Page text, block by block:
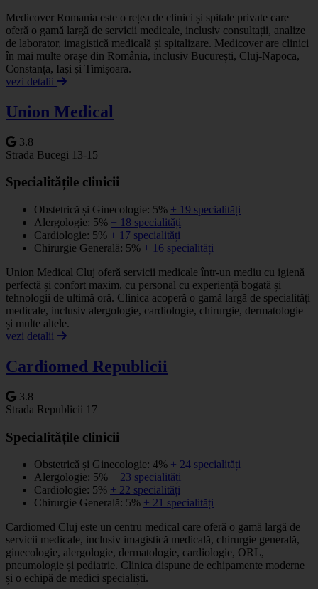
Medicover Romania este o rețea de clinici și spitale private care
oferă o gamă largă de servicii medicale, inclusiv consultații, analize
de laborator, imagistică medicală și spitalizare. Medicover are clinici
în mai multe orașe din România, inclusiv București, Cluj-Napoca,
Constanța, Iași și Timișoara.
vezi detalii
Union Medical
3.8
Strada Bucegi 13-15
Specialitățile clinicii
Obstetrică și Ginecologie: 5% + 19 specialități
Alergologie: 5% + 18 specialități
Cardiologie: 5% + 17 specialități
Chirurgie Generală: 5% + 16 specialități
Union Medical Cluj oferă servicii medicale într-un mediu cu igienă
perfectă și confort maxim, cu personal cu experiență bogată și
tehnologii de ultimă oră. Clinica acoperă o gamă largă de specialități
medicale, inclusiv alergologie, cardiologie, chirurgie, dermatologie
și multe altele.
vezi detalii
Cardiomed Republicii
3.8
Strada Republicii 17
Specialitățile clinicii
Obstetrică și Ginecologie: 4% + 24 specialități
Alergologie: 5% + 23 specialități
Cardiologie: 5% + 22 specialități
Chirurgie Generală: 5% + 21 specialități
Cardiomed Cluj este un centru medical care oferă o gamă largă de
servicii medicale, inclusiv imagistică medicală, chirurgie generală,
ginecologie, alergologie, dermatologie, cardiologie, ORL,
pneumologie și pediatrie. Clinica dispune de echipamente moderne
și o echipă de medici specialiști.